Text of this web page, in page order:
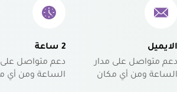
الايميل
دعم متواصل على مدار
الساعة ومن أي مكان
2 ساعة
دعم متواصل على
الساعة ومن أي